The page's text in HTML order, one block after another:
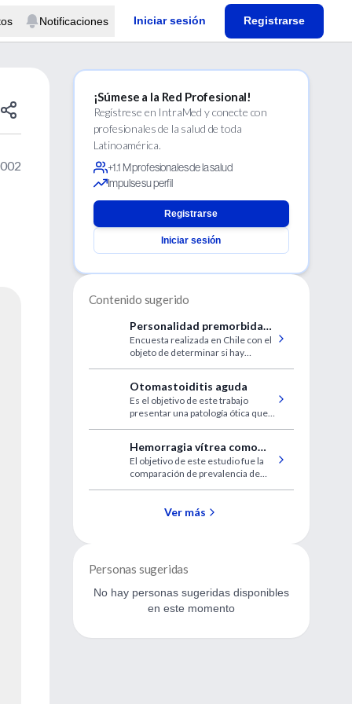
Notificaciones Iniciar sesión Registrarse
¡Súmese a la Red Profesional!
Regístrese en IntraMed y conecte con
profesionales de la salud de toda
Latinoamérica.
+1.1 M profesionales de la salud
Impulse su perfil
Registrarse
Iniciar sesión
Contenido sugerido
Personalidad premorbida
en los distintos cuadros
afectivos
Encuesta realizada en Chile con el
objeto de determinar si hay
chilenos afectados con diferentes
cuadros de trastornos afectivos
Otomastoiditis aguda
Es el objetivo de este trabajo
presentar una patología ótica que
es por su alta morbilidad.
Hemorragia vítrea como
una complicación de pars
planitis pediátrica
El objetivo de este estudio fue la
comparación de prevalencia de
Ver más
Personas sugeridas
No hay personas sugeridas disponibles
en este momento